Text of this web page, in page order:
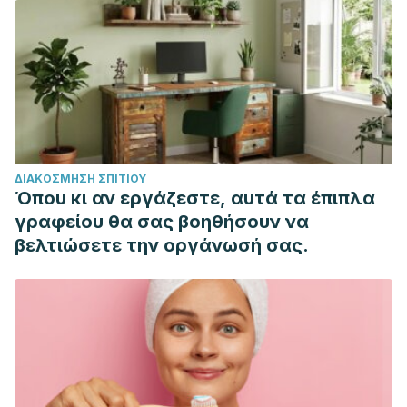
Banerjee SK, Maulik SK. Effect of garlic on cardiovascular
disorders: a review. Nutr J. 2002 Nov 19;1:4.
de Moraes Silva MA, Nakano LC, Cisneros LL, Miranda F Jr.
Balneotherapy for chronic venous insufficiency. Cochrane
Database Syst Rev. 2019 Aug 26;8(8):CD013085.
Campbell B. Varicose veins and their management. BMJ.
2006 Aug 5;333(7562):287-92. doi:
10.1136/bmj.333.7562.287.
Owczarek A, Kolodziejczyk-Czepas J, Woźniak-Serwata J,
Magiera A, Kobiela N, Wąsowicz K, Olszewska MA.
Bark: Antioxidant Effects in Chemical and Biological In Vitro
Models. Antioxidants (Basel). 2021 Jun 22;10(7):995.
Sano A, Tokutake S, Seo A. Proanthocyanidin-rich grape
seed extract reduces leg swelling in healthy women during
prolonged sitting. J Sci Food Agric. 2013 Feb;93(3):457-62.
ΔΙΑΚΌΣΜΗΣΗ ΣΠΙΤΙΟΎ
Όπου κι αν εργάζεστε, αυτά τα έπιπλα
γραφείου θα σας βοηθήσουν να
βελτιώσετε την οργάνωσή σας.